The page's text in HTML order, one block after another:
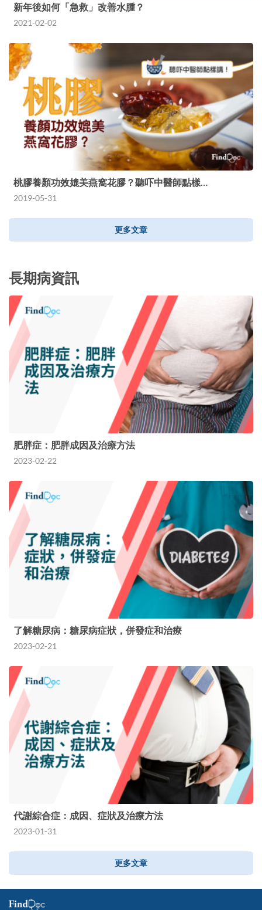
新年後如何「急救」改善水腫？
2021-02-02
桃膠養顏功效媲美燕窩花膠？聽吓中醫師點樣…
2019-05-31
更多文章
長期病資訊
肥胖症：肥胖成因及治療方法
2023-02-22
了解糖尿病：糖尿病症狀，併發症和治療
2023-02-21
代謝綜合症：成因、症狀及治療方法
2023-01-31
更多文章